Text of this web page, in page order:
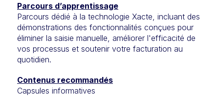
Parcours d’apprentissage
Parcours dédié à la technologie Xacte, incluant des
démonstrations des fonctionnalités conçues pour
éliminer la saisie manuelle, améliorer l'efficacité de
vos processus et soutenir votre facturation au
quotidien.
Contenus recommandés
Capsules informatives